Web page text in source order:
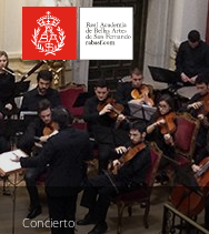
contenido
Concierto